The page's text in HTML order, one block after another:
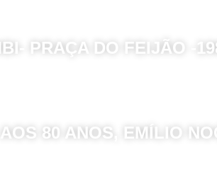
PRAÇA DO FEIJÃO -
80 ANOS, EMÍLIO